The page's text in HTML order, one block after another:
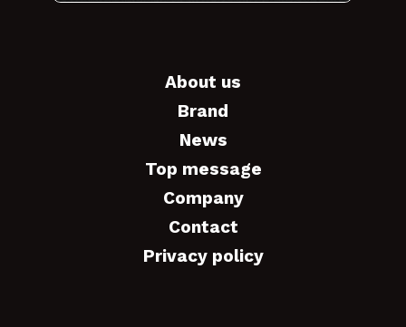
About us
Brand
News
Top message
Company
Contact
Privacy policy